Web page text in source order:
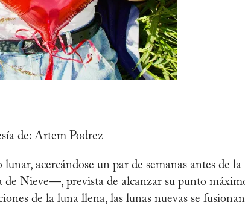
de: Artem Podrez
acercándose un par de semanas antes de la
Nieve—, prevista de alcanzar su punto
de la luna llena, las lunas nuevas se fusionan